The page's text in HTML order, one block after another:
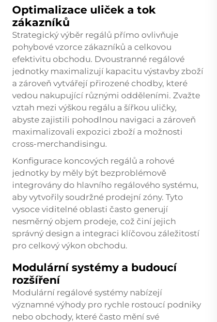
Optimalizace uliček a tok
zákazníků
Strategický výběr regálů přímo ovlivňuje
pohybové vzorce zákazníků a celkovou
efektivitu obchodu. Dvoustranné regálové
jednotky maximalizují kapacitu výstavby zboží
a zároveň vytvářejí přirozené chodby, které
vedou nakupující různými odděleními. Zvažte
vztah mezi výškou regálu a šířkou uličky,
abyste zajistili pohodlnou navigaci a zároveň
maximalizovali expozici zboží a možnosti
cross-merchandisingu.
Konfigurace koncových regálů a rohové
jednotky by měly být bezproblémově
integrovány do hlavního regálového systému,
aby vytvořily soudržné prodejní zóny. Tyto
vysoce viditelné oblasti často generují
nesměrný objem prodeje, což činí jejich
správný design a integraci klíčovou záležitostí
pro celkový výkon obchodu.
Modulární systémy a budoucí
rozšíření
Modulární regálové systémy nabízejí
významné výhody pro rychle rostoucí podniky
nebo obchody, které často mění své